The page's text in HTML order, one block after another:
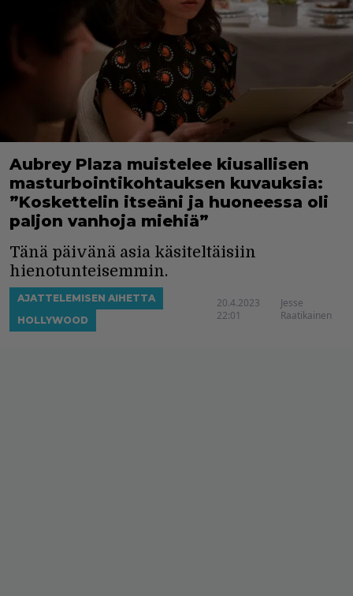
Aubrey Plaza muistelee kiusallisen
masturbointikohtauksen kuvauksia:
”Koskettelin itseäni ja huoneessa oli
paljon vanhoja miehiä”
Tänä päivänä asia käsiteltäisiin
hienotunteisemmin.
AJATTELEMISEN AIHETTA
HOLLYWOOD
20.4.2023
22:01
Jesse
Raatikainen